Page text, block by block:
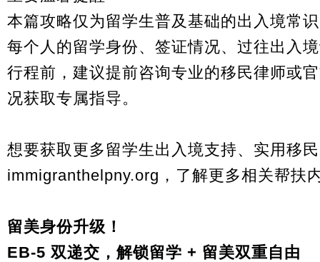
本篇攻略仅为留学生普及基础的出入境常
每个人的留学身份、签证情况、过往出入
行程前，建议提前咨询专业的移民律师或
况获取专属指导。
想要获取更多留学生出入境支持、实用移
immigranthelpny.org，了解更多相关帮扶
留美身份升级！
EB-5 双递交，解锁留学 + 留美双重自由